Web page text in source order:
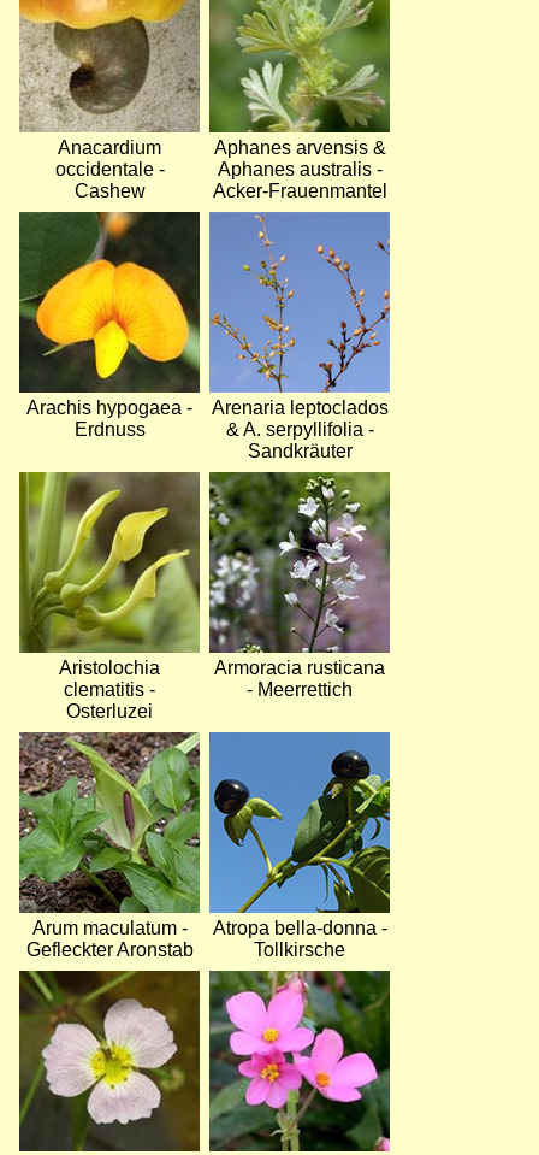
Anacardium
occidentale -
Cashew
Aphanes arvensis &
Aphanes australis -
Acker-Frauenmantel
Arachis hypogaea -
Erdnuss
Arenaria leptoclados
& A. serpyllifolia -
Sandkräuter
Bild
Aristolochia
clematitis -
Osterluzei
Bild
Armoracia rusticana
- Meerrettich
Bild
Arum maculatum -
Gefleckter Aronstab
Atropa bella-donna -
Tollkirsche
Bild
Bild